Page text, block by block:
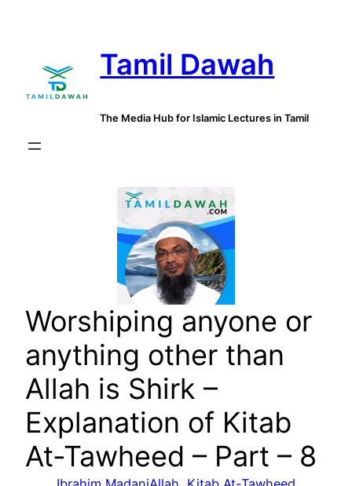
Tamil Dawah
The Media Hub for Islamic Lectures in Tamil
Worshiping anyone or
anything other than
Allah is Shirk –
Explanation of Kitab
At-Tawheed – Part – 8